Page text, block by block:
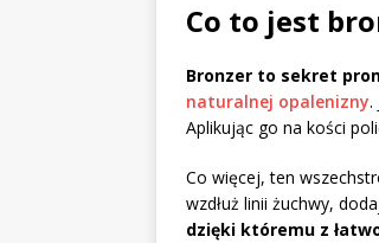
Co to jest
Bronzer to sekret
naturalnej opalenizny.
Aplikując go na kości
Co więcej, ten
wzdłuż linii żuchwy,
dzięki któremu z